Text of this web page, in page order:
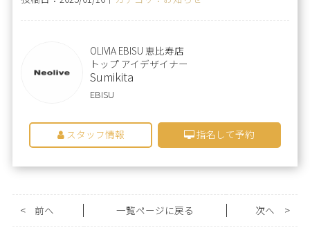
OLIVIA EBISU 恵比寿店
トップ アイデザイナー
Sumikita
EBISU
スタッフ情報 指名して予約
< 前へ 一覧ページに戻る >
次へ